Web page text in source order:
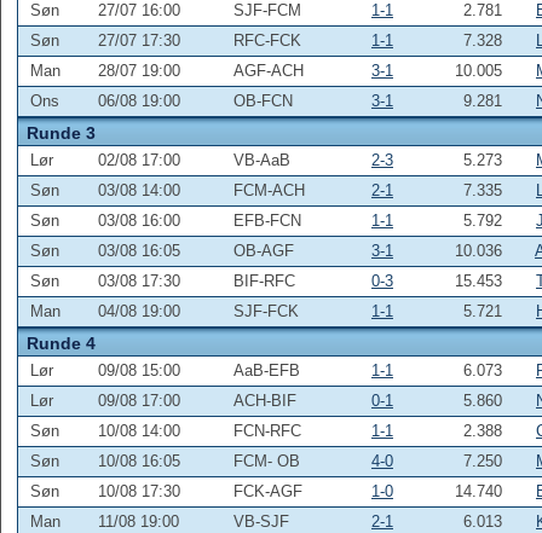
Søn
27/07 16:00 SJF-FCM 1-1 2.781
Søn
27/07 17:30 RFC-FCK 1-1 7.328
Man
28/07 19:00 AGF-ACH 3-1 10.005
Ons
06/08 19:00 OB-FCN 3-1 9.281
Runde 3
Lør 02/08 17:00 VB-AaB 2-3 5.273
Søn
03/08 14:00 FCM-ACH 2-1 7.335
Søn
03/08 16:00 EFB-FCN 1-1 5.792
Søn
03/08 16:05 OB-AGF 3-1 10.036
Søn
03/08 17:30 BIF-RFC 0-3 15.453
Man
04/08 19:00 SJF-FCK 1-1 5.721
Runde 4
Lør 09/08 15:00 AaB-EFB 1-1 6.073
Lør
09/08 17:00 ACH-BIF 0-1 5.860
Søn
10/08 14:00 FCN-RFC 1-1 2.388
Søn
10/08 16:05 FCM- OB 4-0 7.250
Søn
10/08 17:30 FCK-AGF 1-0 14.740
Man
11/08 19:00 VB-SJF 2-1 6.013